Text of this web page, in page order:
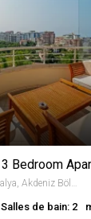
Salles de bain: 2